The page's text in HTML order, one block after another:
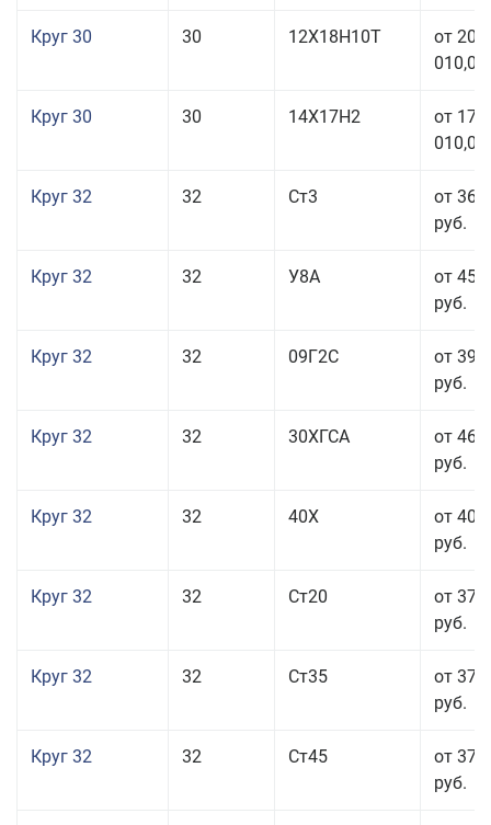
Круг 30 30 12Х18Н10Т
от 208
010,00
Круг 30 30 14Х17Н2
от 177
010,00
Круг 32 32 Ст3
от 36
руб.
Круг 32 32 У8А
от 45
руб.
Круг 32 32 09Г2С
от 39
руб.
Круг 32 32 30ХГСА
от 46
руб.
Круг 32 32 40Х
от 40
руб.
Круг 32 32 Ст20
от 37
руб.
Круг 32 32 Ст35
от 37
руб.
Круг 32 32 Ст45
от 37
руб.